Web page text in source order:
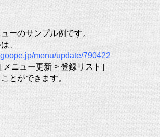
ーのサンプル例です。
、
menu/update/790422
ニュー更新 > 登録リスト］
とができます。